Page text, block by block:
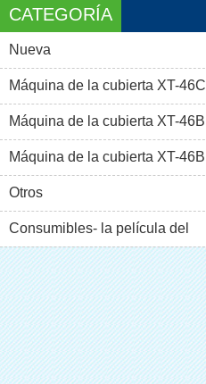
CATEGORÍA
Nueva
Máquina de la cubierta XT-46C
Máquina de la cubierta XT-46B
(i)Máquina de la cubierta XT-46B
(II)
Otros
Consumibles- la película del
pvc